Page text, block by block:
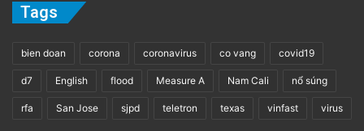
Tags
bien doan corona coronavirus co vang covid19
d7 English flood Measure A Nam Cali nổ súng
rfa San Jose sjpd teletron texas vinfast virus